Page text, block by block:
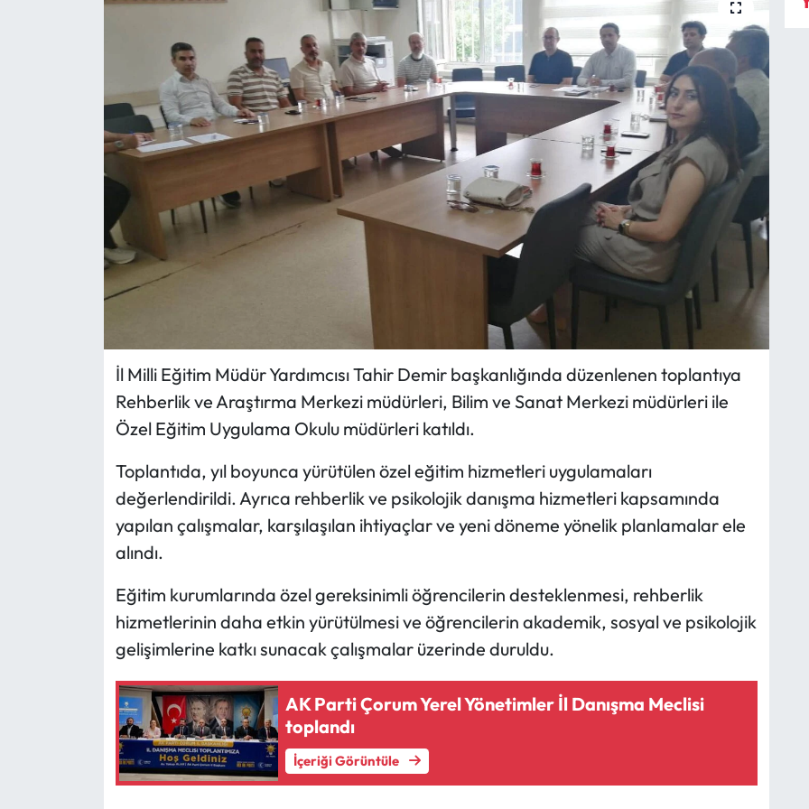
İl Milli Eğitim Müdür Yardımcısı Tahir Demir başkanlığında düzenlenen toplantıya
Rehberlik ve Araştırma Merkezi müdürleri, Bilim ve Sanat Merkezi müdürleri ile
Özel Eğitim Uygulama Okulu müdürleri katıldı.
Toplantıda, yıl boyunca yürütülen özel eğitim hizmetleri uygulamaları
değerlendirildi. Ayrıca rehberlik ve psikolojik danışma hizmetleri kapsamında
yapılan çalışmalar, karşılaşılan ihtiyaçlar ve yeni döneme yönelik planlamalar ele
alındı.
Eğitim kurumlarında özel gereksinimli öğrencilerin desteklenmesi, rehberlik
hizmetlerinin daha etkin yürütülmesi ve öğrencilerin akademik, sosyal ve psikolojik
gelişimlerine katkı sunacak çalışmalar üzerinde duruldu.
AK Parti Çorum Yerel Yönetimler İl Danışma Meclisi
toplandı
İçeriği Görüntüle
İskilip Haberleri
Kargı Haberleri
Kimdir?
Laçin Haberleri
Oğuzlar Haberleri
Ortaköy Haberleri
Osmancık Haberleri
Otomotiv
Resmi İlan
Resmi Reklam